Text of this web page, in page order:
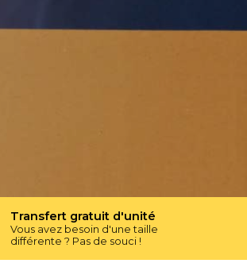
Transfert gratuit d'unité
Vous avez besoin d'une taille
différente ? Pas de souci !